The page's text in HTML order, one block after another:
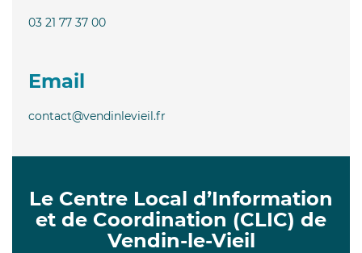
03 21 77 37 00
Email
contact@vendinlevieil.fr
Le Centre Local d’Information
et de Coordination (CLIC) de
Vendin-le-Vieil